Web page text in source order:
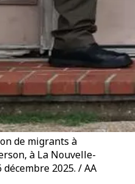
de migrants à
à La Nouvelle-
2025. / AA